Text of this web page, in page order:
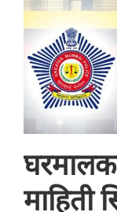
माहिती